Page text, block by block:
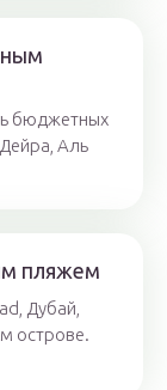
бюджетных
Аль
пляжем
Дубай,
острове.